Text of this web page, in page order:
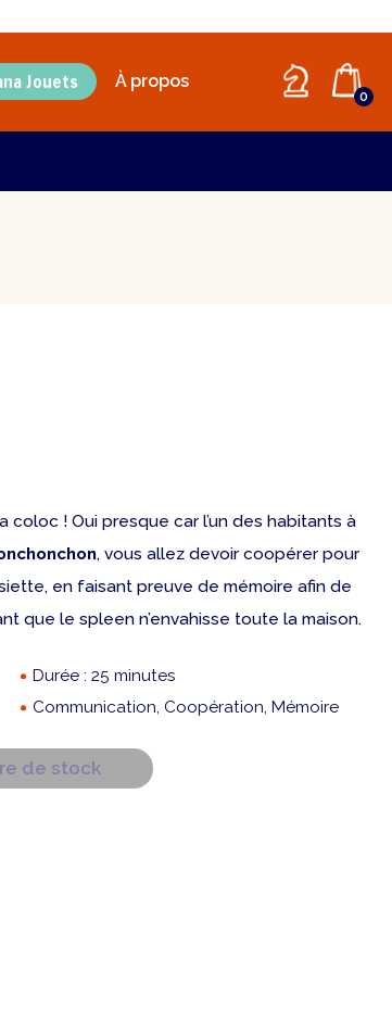
Jouets À propos
0
! Oui presque car l’un des habitants à
, vous allez devoir coopérer pour
en faisant preuve de mémoire afin de
que le spleen n’envahisse toute la maison.
Durée : 25 minutes
Communication, Coopération, Mémoire
de stock